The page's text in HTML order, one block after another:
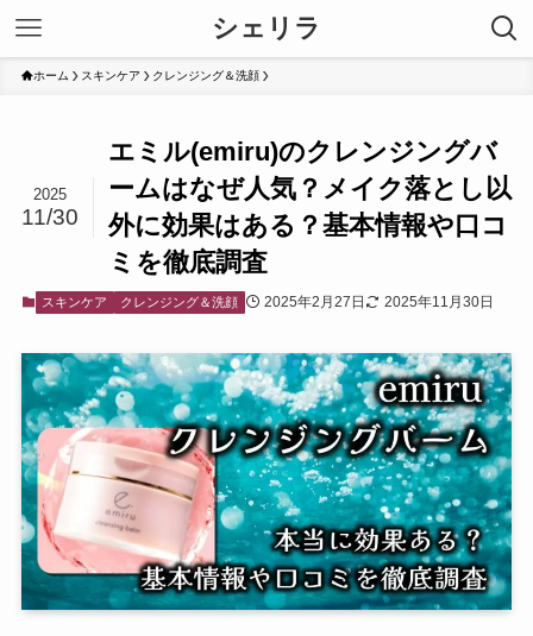
シェリラ
ホーム スキンケア クレンジング＆洗顔
エミル(emiru)のクレンジングバ
ームはなぜ人気？メイク落とし以
外に効果はある？基本情報や口コ
ミを徹底調査
2025
11/30
スキンケア クレンジング＆洗顔 2025年2月27日 2025年11月30日